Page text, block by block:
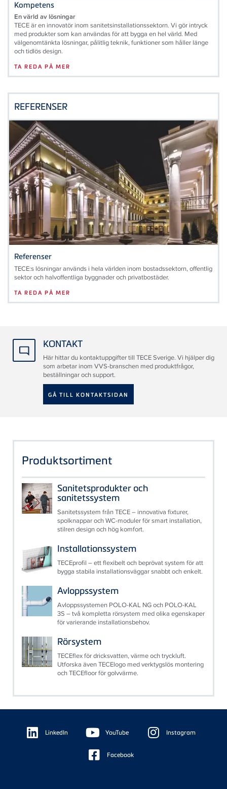
Kompetens
En värld av lösningar
TECE är en innovatör inom sanitetsinstallationssektorn. Vi gör intryck
med produkter som kan användas för att bygga en hel värld. Med
välgenomtänkta lösningar, pålitlig teknik, funktioner som håller länge
och tidlös design.
TA REDA PÅ MER
REFERENSER
Referenser
TECE:s lösningar används i hela världen inom bostadssektorn, offentlig
sektor och halvoffentliga byggnader och privatbostäder.
TA REDA PÅ MER
KONTAKT
Här hittar du kontaktuppgifter till TECE Sverige. Vi hjälper dig
som arbetar inom VVS-branschen med produktfrågor,
beställningar och support.
GÅ TILL KONTAKTSIDAN
Produktsortiment
Sanitetsprodukter och
sanitetssystem
Sanitetssystem från TECE – innovativa fixturer,
spolknappar och WC-moduler för smart installation,
stilren design och hög komfort.
Installationssystem
TECEprofil – ett flexibelt och beprövat system för att
bygga stabila installationsväggar snabbt och enkelt.
Avloppssystem
Avloppssystemen POLO-KAL NG och POLO-KAL
3S – två kompletta rörsystem med olika egenskaper
för varierande installationsbehov.
Rörsystem
TECEflex för dricksvatten, värme och tryckluft.
Utforska även TECElogo med verktygslös montering
och TECEfloor för golvvärme.
Floating
Sidebar LinkedIn YouTube Instagram
Facebook